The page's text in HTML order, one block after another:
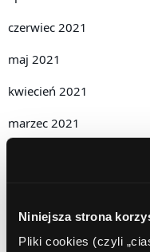
Niniejsza strona
Pliki cookies (czyli
czerwiec 2021
maj 2021
kwiecień 2021
marzec 2021
grudzień 2020